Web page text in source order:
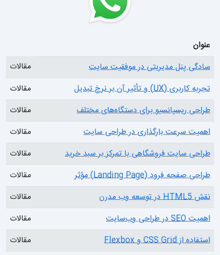
عنوان
سادگی پنل مدیریتی در موفقیت سایت
مقالات
تجربه کاربری (UX) و تأثیر آن بر نرخ تبدیل
مقالات
طراحی ریسپانسیو برای دستگاه‌های مختلف
مقالات
اهمیت سرعت بارگذاری در طراحی سایت
مقالات
طراحی سایت فروشگاهی با تمرکز بر سبد خرید
مقالات
طراحی صفحه فرود (Landing Page) مؤثر
مقالات
نقش HTML5 در توسعه وب مدرن
مقالات
اهمیت SEO در طراحی وب‌سایت
مقالات
استفاده از CSS Grid و Flexbox
مقالات